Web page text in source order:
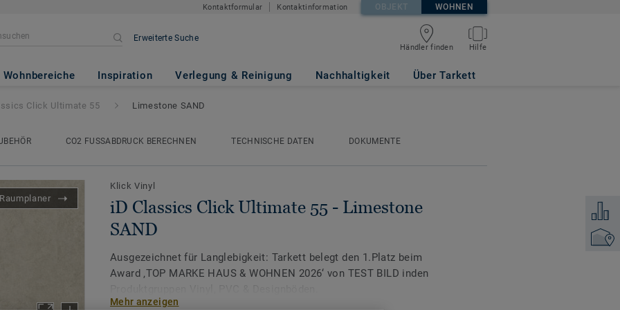
Kontaktformular Kontaktinformation OBJEKT WOHNEN
Erweiterte Suche
Händler finden Hilfe
Wohnbereiche Inspiration Verlegung & Reinigung Nachhaltigkeit Über Tarkett
55 - Limestone SAND
Zum
Click Ultimate 55 Limestone SAND
CO2 FUSSABDRUCK BERECHNEN TECHNISCHE DATEN
DOKUMENTE
Raumplaner
Klick Vinyl
iD Classics Click Ultimate 55 - Limestone
SAND
Ausgezeichnet für Langlebigkeit: Tarkett belegt den 1.Platz beim
Award ‚TOP MARKE HAUS & WOHNEN 2026‘ von TEST BILD inden
Mehr anzeigen